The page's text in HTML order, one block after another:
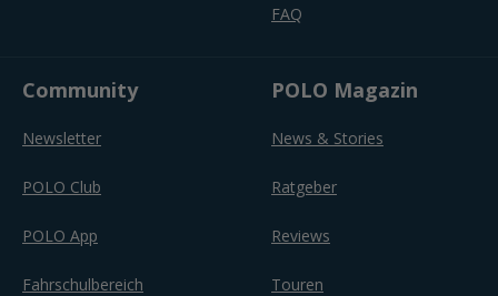
FAQ
Community
Newsletter
POLO Club
POLO App
Fahrschulbereich
POLO Magazin
News & Stories
Ratgeber
Reviews
Touren